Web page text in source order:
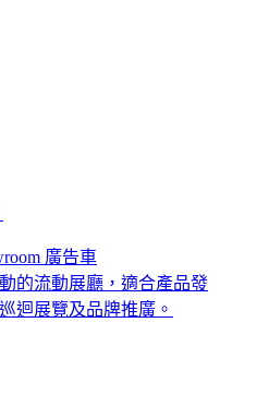
廣告車
的流動展廳，適合產品發
迴展覽及品牌推廣。